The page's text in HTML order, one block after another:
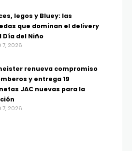
legos y Bluey: las
que dominan el delivery
Día del Niño
7, 2026
renueva compromiso
y entrega 19
JAC nuevas para la
7, 2026